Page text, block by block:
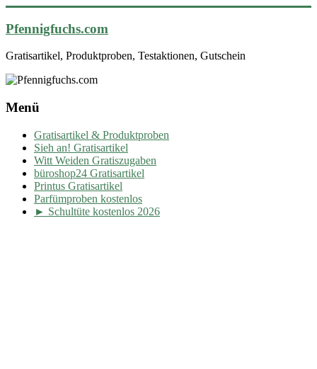
Pfennigfuchs.com
Gratisartikel, Produktproben, Testaktionen, Gutschein
Menü
Gratisartikel & Produktproben
Sieh an! Gratisartikel
Witt Weiden Gratiszugaben
büroshop24 Gratisartikel
Printus Gratisartikel
Parfümproben kostenlos
► Schultüte kostenlos 2026